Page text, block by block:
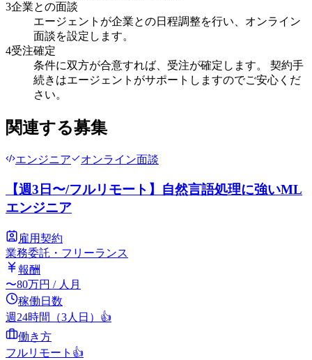
3企業との面談
エージェントが企業との日程調整を行い、オンライン
面談を設定します。
4受注確定
条件に双方が合意すれば、受注が確定します。 契約手
続きはエージェントがサポートしますのでご安心くだ
さい。
関連する募集
エンジニア オンライン面談
【週3日〜/フルリモート】自然言語処理に強いML
エンジニア
雇用契約
業務委託・フリーランス
報酬
〜80万円 / 人月
稼働日数
週24時間（3人日） 👍
働き方
フルリモート 👍